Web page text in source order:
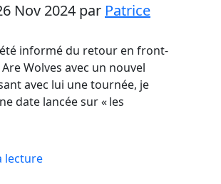
Nov 2024 par Patrice
été informé du retour en front-
Wolves avec un nouvel
avec lui une tournée, je
date lancée sur « les
lecture